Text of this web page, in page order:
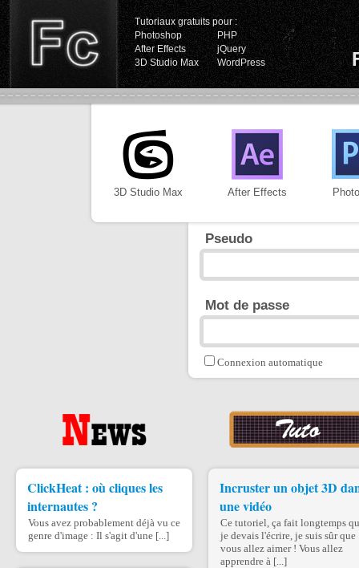
Tutoriaux gratuits pour :
Photoshop
PHP
After Effects
jQuery
3D Studio Max
WordPress
3D Studio Max After Effects
Pseudo
Mot de passe
Connexion automatique
ClickHeat : où cliques les
internautes ?
Vous avez probablement déjà vu ce
genre d'image : Il s'agit d'une [...]
Incruster un objet 3D
une vidéo
Ce tutoriel, ça fait longtemps
je devais l'écrire, je suis sûr que
vous allez aimer ! Vous allez
apprendre à [...]